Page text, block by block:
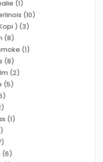
(1)
(10)
) (3)
(8)
(1)
(8)
(2)
(5)
(1)
(6)